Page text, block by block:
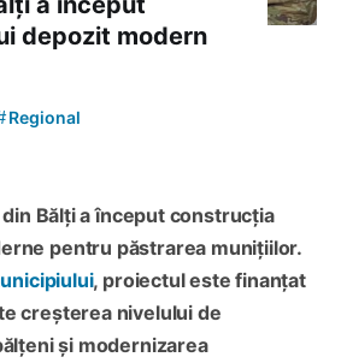
depozit modern
Regional
Bălți a început construcția
pentru păstrarea munițiilor.
, proiectul este finanțat
creșterea nivelului de
și modernizarea